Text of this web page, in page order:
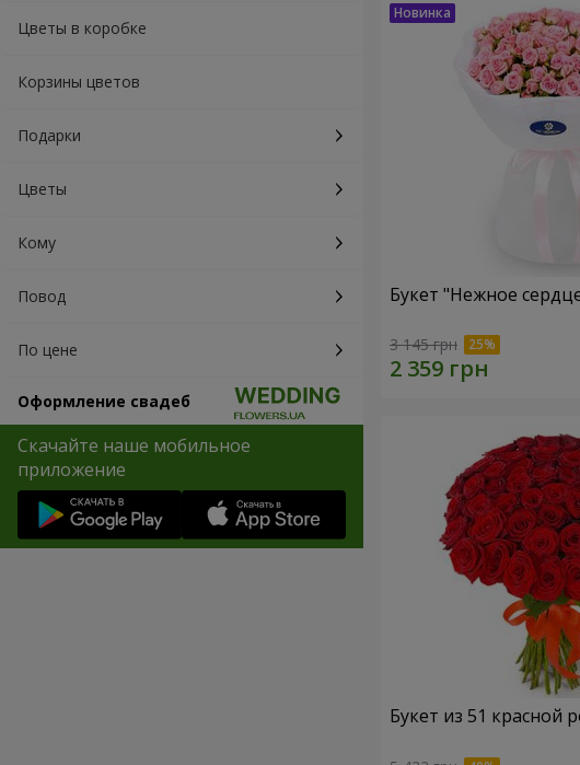
Цветы в коробке
Корзины цветов
Подарки
Цветы
Кому
Повод
По цене
Оформление свадеб
Скачайте наше мобильное
приложение
Букет "Нежное
3 145 грн
Букет из 51 красной